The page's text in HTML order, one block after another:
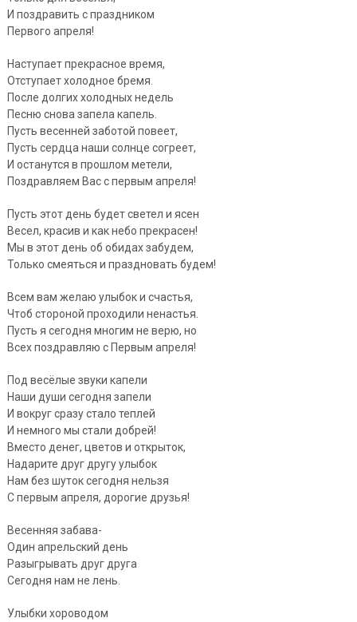
И поздравить с праздником
Первого апреля!
Наступает прекрасное время,
Отступает холодное бремя.
После долгих холодных недель
Песню снова запела капель.
Пусть весенней заботой повеет,
Пусть сердца наши солнце согреет,
И останутся в прошлом метели,
Поздравляем Вас с первым апреля!
Пусть этот день будет светел и ясен
Весел, красив и как небо прекрасен!
Мы в этот день об обидах забудем,
Только смеяться и праздновать будем!
Всем вам желаю улыбок и счастья,
Чтоб стороной проходили ненастья.
Пусть я сегодня многим не верю, но
Всех поздравляю с Первым апреля!
Под весёлые звуки капели
Наши души сегодня запели
И вокруг сразу стало теплей
И немного мы стали добрей!
Вместо денег, цветов и открыток,
Надарите друг другу улыбок
Нам без шуток сегодня нельзя
С первым апреля, дорогие друзья!
Весенняя забава-
Один апрельский день
Разыгрывать друг друга
Сегодня нам не лень.
Улыбки хороводом